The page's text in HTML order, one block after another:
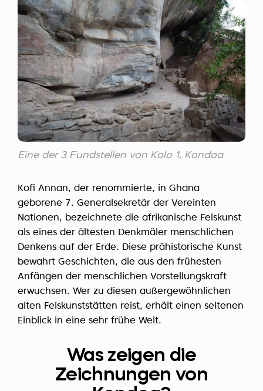
Eine der 3 Fundstellen von Kolo 1, Kondoa
Kofi Annan, der renommierte, in Ghana
geborene 7. Generalsekretär der Vereinten
Nationen, bezeichnete die afrikanische Felskunst
als eines der ältesten Denkmäler menschlichen
Denkens auf der Erde. Diese prähistorische Kunst
bewahrt Geschichten, die aus den frühesten
Anfängen der menschlichen Vorstellungskraft
erwuchsen. Wer zu diesen außergewöhnlichen
alten Felskunststätten reist, erhält einen seltenen
Einblick in eine sehr frühe Welt.
Was zeigen die
Zeichnungen von